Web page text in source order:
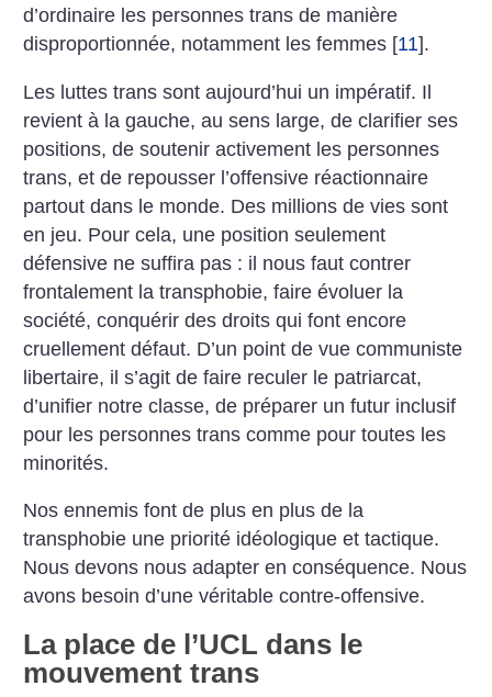
d’ordinaire les personnes trans de manière
disproportionnée, notamment les femmes [11].
Les luttes trans sont aujourd’hui un impératif. Il
revient à la gauche, au sens large, de clarifier ses
positions, de soutenir activement les personnes
trans, et de repousser l’offensive réactionnaire
partout dans le monde. Des millions de vies sont
en jeu. Pour cela, une position seulement
défensive ne suffira pas : il nous faut contrer
frontalement la transphobie, faire évoluer la
société, conquérir des droits qui font encore
cruellement défaut. D’un point de vue communiste
libertaire, il s’agit de faire reculer le patriarcat,
d’unifier notre classe, de préparer un futur inclusif
pour les personnes trans comme pour toutes les
minorités.
Nos ennemis font de plus en plus de la
transphobie une priorité idéologique et tactique.
Nous devons nous adapter en conséquence. Nous
avons besoin d’une véritable contre-offensive.
La place de l’UCL dans le
mouvement trans